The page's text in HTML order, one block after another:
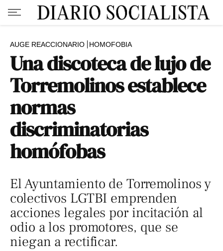
AUGE REACCIONARIO HOMOFOBIA
Una discoteca de lujo de
Torremolinos establece
normas
discriminatorias
homófobas
El Ayuntamiento de Torremolinos y
colectivos LGTBI emprenden
acciones legales por incitación al
odio a los promotores, que se
niegan a rectificar.